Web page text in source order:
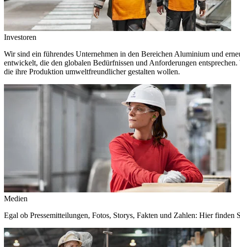
Investoren
Wir sind ein führendes Unternehmen in den Bereichen Aluminium und
entwickelt, die den globalen Bedürfnissen und Anforderungen
die ihre Produktion umweltfreundlicher gestalten wollen.
Medien
Egal ob Pressemitteilungen, Fotos, Storys, Fakten und Zahlen: Hier finden